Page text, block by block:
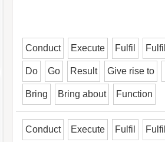
Conduct Execute Fulfil Fulfill
Do Go Result Give rise to
Bring Bring about Function
Conduct Execute Fulfil Fulfill